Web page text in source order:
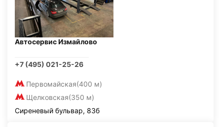
Автосервис Измайлово
+7 (495) 021-25-26
Первомайская(400 м)
Щелковская(350 м)
Сиреневый бульвар, 83б